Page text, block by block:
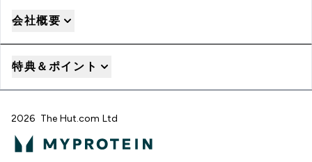
会社概要
特典＆ポイント
2026 The Hut.com Ltd